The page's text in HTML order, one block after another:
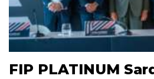
FIP PLATINUM